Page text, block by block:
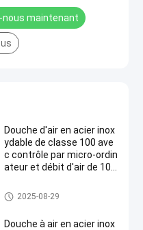
liquides
maintenant
Douche d'air en acier inox
ydable de classe 100 ave
c contrôle par micro-ordin
ateur et débit d'air de 100
Douche d'air d'acier inoxydabl
e
2025-08-29
Douche à air en acier inox